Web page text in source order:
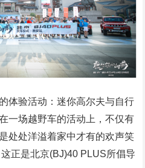
体验活动：迷你高尔夫与自行
一场越野车的活动上，不仅有
处处洋溢着家中才有的欢声笑
这正是北京(BJ)40 PLUS所倡导